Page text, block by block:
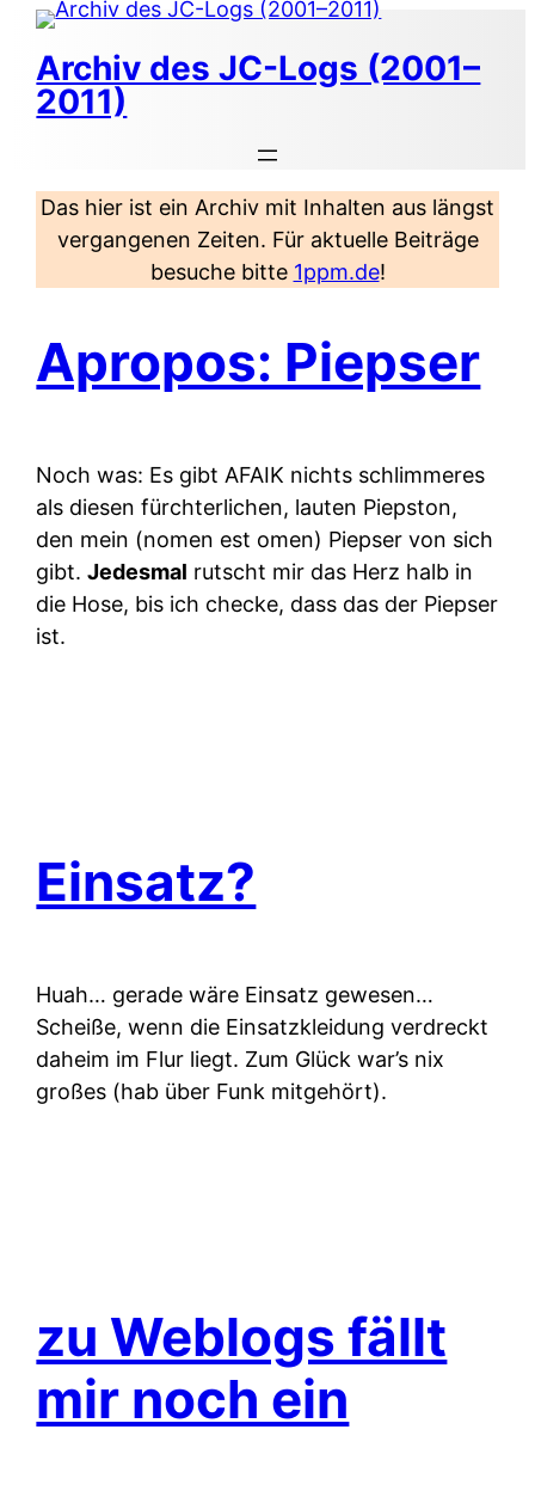
Zum
Inhalt
springen
Archiv des JC-Logs (2001–
2011)
Das hier ist ein Archiv mit Inhalten aus längst
vergangenen Zeiten. Für aktuelle Beiträge
besuche bitte 1ppm.de!
Apropos: Piepser
Noch was: Es gibt AFAIK nichts schlimmeres
als diesen fürchterlichen, lauten Piepston,
den mein (nomen est omen) Piepser von sich
gibt.Jedesmal rutscht mir das Herz halb in
die Hose, bis ich checke, dass das der Piepser
ist.
Einsatz?
Huah… gerade wäre Einsatz gewesen…
Scheiße, wenn die Einsatzkleidung verdreckt
daheim im Flur liegt. Zum Glück war’s nix
großes (hab über Funk mitgehört).
zu Weblogs fällt
mir noch ein